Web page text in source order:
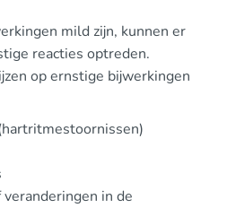
mild zijn, kunnen er
reacties optreden.
op ernstige bijwerkingen
in de